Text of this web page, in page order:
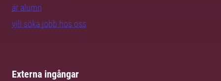
är alumn
vill söka jobb hos oss
Externa ingångar